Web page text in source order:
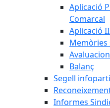
Aplicació
Comarcal
Aplicació
Memòries
Balanç
Segell
Informes